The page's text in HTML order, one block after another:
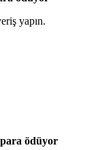
yapın.
ödüyor